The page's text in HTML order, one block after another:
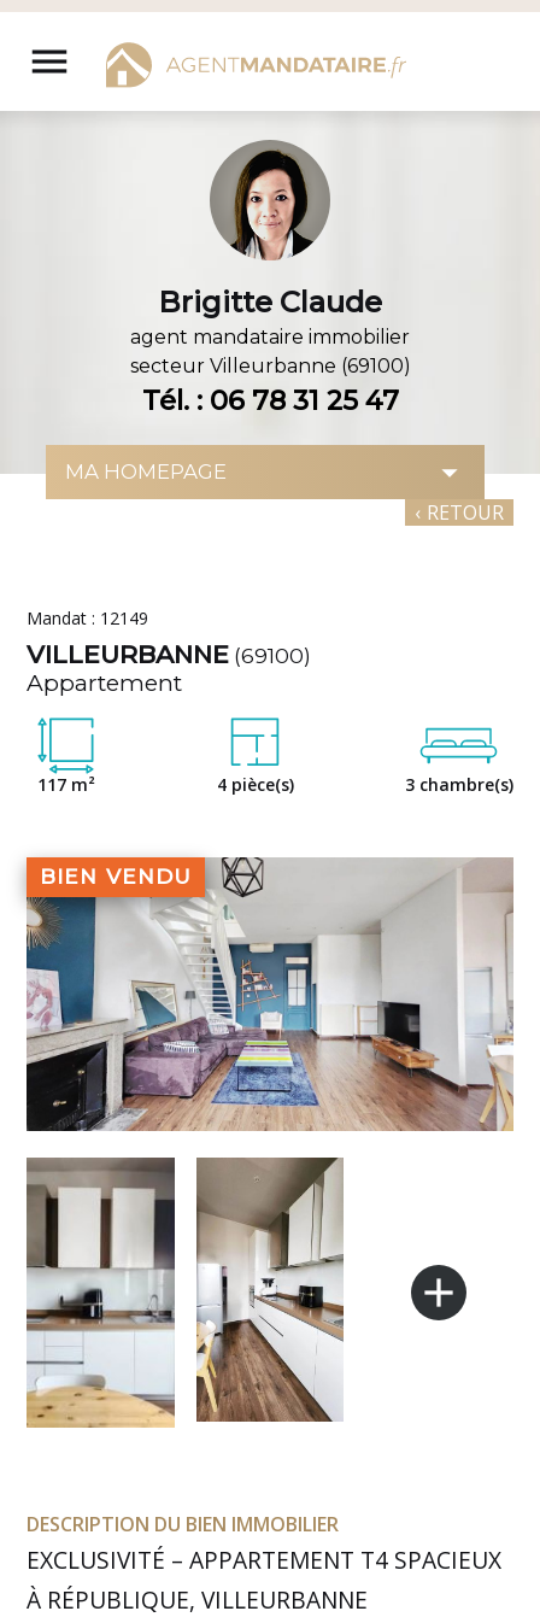
Aller
contenu
menu
Brigitte Claude
agent mandataire immobilier
secteur Villeurbanne (69100)
Tél. : 06 78 31 25 47
‹ RETOUR
Mandat : 12149
VILLEURBANNE (69100)
Appartement
117 m² 4 pièce(s) 3 chambre(s)
BIEN VENDU
add
DESCRIPTION DU BIEN IMMOBILIER
EXCLUSIVITÉ – APPARTEMENT T4 SPACIEUX
À RÉPUBLIQUE, VILLEURBANNE